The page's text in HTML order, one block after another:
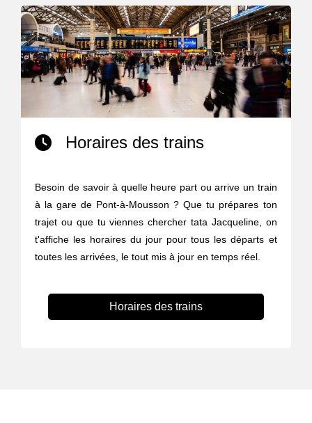
Horaires des trains
Besoin de savoir à quelle heure part ou arrive un train
à la gare de Pont-à-Mousson ? Que tu prépares ton
trajet ou que tu viennes chercher tata Jacqueline, on
t'affiche les horaires du jour pour tous les départs et
toutes les arrivées, le tout mis à jour en temps réel.
Horaires des trains